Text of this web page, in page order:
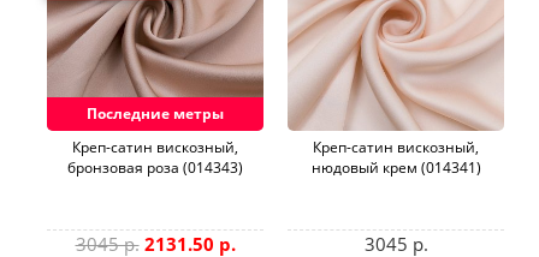
Последние метры
Креп-сатин вискозный,
бронзовая роза (014343)
3045 р. 2131.50 р.
Креп-сатин вискозный,
нюдовый крем (014341)
3045 р.